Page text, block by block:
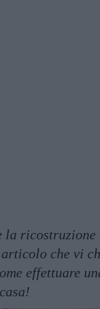
la
che vi
effettuare